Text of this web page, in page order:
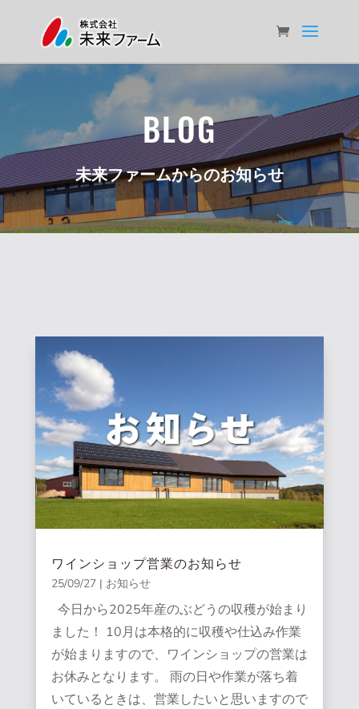
BLOG
未来ファームからのお知らせ
ワインショップ営業のお知らせ
25/09/27| お知らせ
今日から2025年産のぶどうの収穫が始まり
ました！ 10月は本格的に収穫や仕込み作業
が始まりますので、ワインショップの営業は
お休みとなります。 雨の日や作業が落ち着
いているときは、営業したいと思いますので